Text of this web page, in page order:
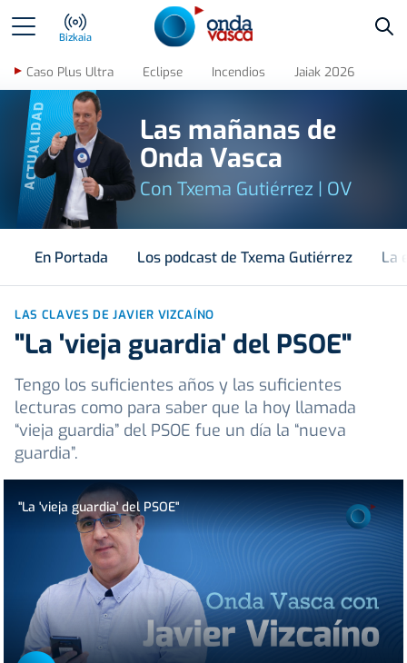
Bizkaia
Caso Plus Ultra Eclipse Incendios Jaiak 2026
ACTUALIDAD
Las mañanas de
Onda Vasca
Con Txema Gutiérrez | OV
En Portada Los podcast de Txema Gutiérrez La
LAS CLAVES DE JAVIER VIZCAÍNO
"La 'vieja guardia' del PSOE"
Tengo los suficientes años y las suficientes
lecturas como para saber que la hoy llamada
“vieja guardia” del PSOE fue un día la “nueva
guardia”.
"La 'vieja guardia' del PSOE"